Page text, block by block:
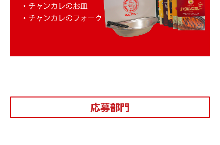
応募部門